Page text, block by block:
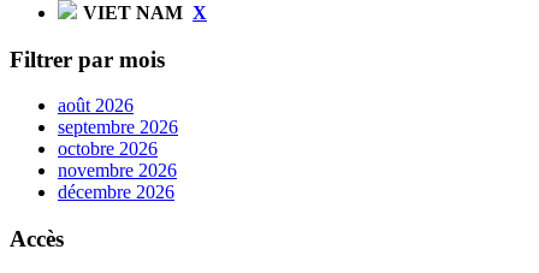
VIET NAM X
Filtrer par mois
août 2026
septembre 2026
octobre 2026
novembre 2026
décembre 2026
Accès